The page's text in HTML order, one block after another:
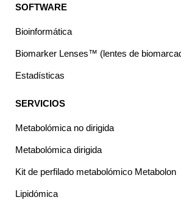
SOFTWARE
Bioinformática
Biomarker Lenses™ (lentes de
Estadísticas
SERVICIOS
Metabolómica no dirigida
Metabolómica dirigida
Kit de perfilado metabolómico Metabolon
Lipidómica